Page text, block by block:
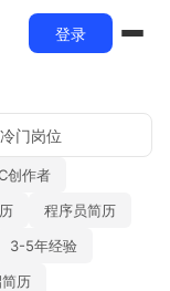
登录
冷门岗位
创作者
程序员简历
3-5年经验
历